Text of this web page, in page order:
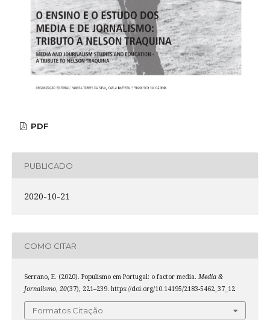
PDF
PUBLICADO
2020-10-21
COMO CITAR
Serrano, E. (2020). Populismo em Portugal: o factor media. Media &
Jornalismo, 20(37), 221–239. https://doi.org/10.14195/2183-5462_37_12
Formatos Citação